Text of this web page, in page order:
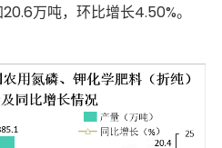
万吨，环比增长4.50%。